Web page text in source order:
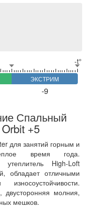
-t°
ЭКСТРИМ
-9
Спальный
+5
для занятий горным и
время года.
утеплитель High-Loft
обладает отличными
двусторонняя молния,
мешков.